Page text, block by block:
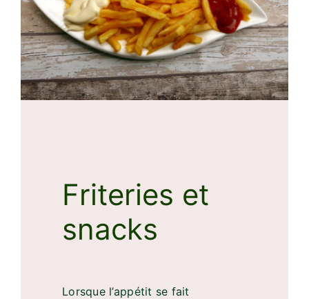
Friteries et
snacks
Lorsque l’appétit se fait